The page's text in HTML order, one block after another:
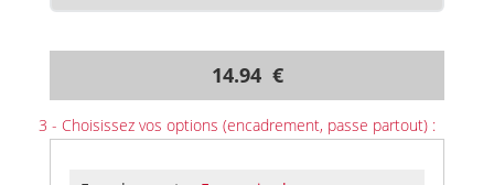
14.94 €
3 - Choisissez vos options (encadrement, passe partout) :